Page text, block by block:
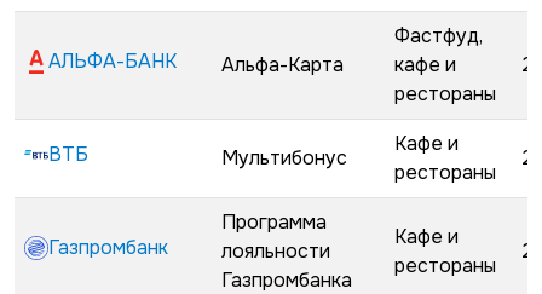
АЛЬФА-БАНК Альфа-Карта
Фастфуд,
кафе и
рестораны
ВТБ Мультибонус
Кафе и
рестораны
Газпромбанк
Программа
лояльности
Газпромбанка
Кафе и
рестораны